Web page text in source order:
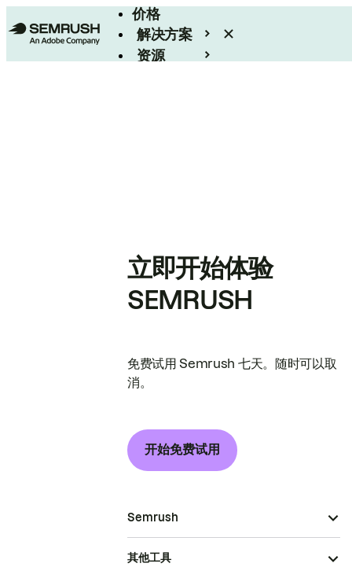
价格
解决方案
资源
立即开始体验
SEMRUSH
免费试用 Semrush 七天。随时可以取
消。
开始免费试用
Semrush
其他工具